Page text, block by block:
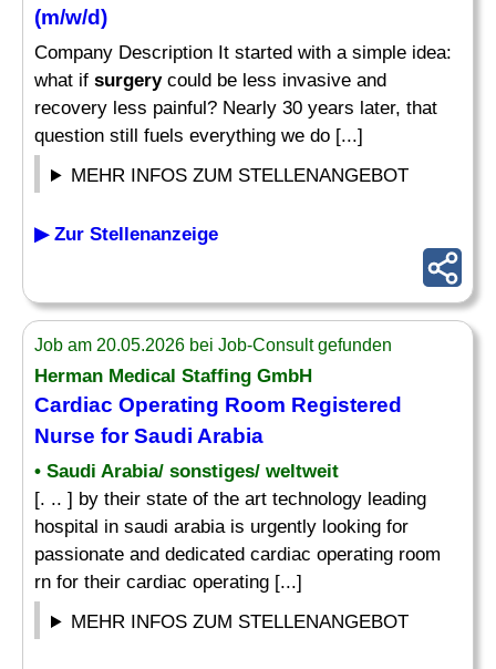
(m/w/d)
Company Description It started with a simple idea:
what if surgerycould be less invasive and
recovery less painful? Nearly 30 years later, that
question still fuels everything we do [...]
MEHR INFOS ZUM STELLENANGEBOT
▶ Zur Stellenanzeige
Job am 20.05.2026 bei Job-Consult gefunden
Herman Medical Staffing GmbH
Cardiac Operating Room Registered
Nurse for Saudi Arabia
• Saudi Arabia/ sonstiges/ weltweit
[. .. ] by their state of the art technology leading
hospital in saudi arabia is urgently looking for
passionate and dedicated cardiac operating room
rn for their cardiac operating [...]
MEHR INFOS ZUM STELLENANGEBOT